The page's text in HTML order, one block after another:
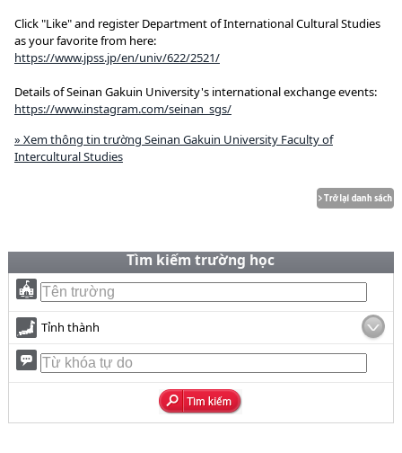
Click "Like" and register Department of International Cultural Studies
as your favorite from here:
https://www.jpss.jp/en/univ/622/2521/
Details of Seinan Gakuin University's international exchange events:
https://www.instagram.com/seinan_sgs/
» Xem thông tin trường Seinan Gakuin University Faculty of
Intercultural Studies
Tìm kiếm trường học
Tỉnh thành